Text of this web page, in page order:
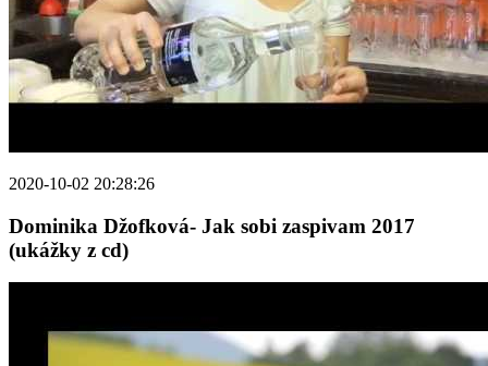
2020-10-02 20:28:26
Dominika Džofková- Jak sobi zaspivam 2017
(ukážky z cd)